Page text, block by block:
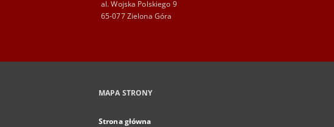
al. Wojska Polskiego 9
65-077 Zielona Góra
MAPA STRONY
Strona główna